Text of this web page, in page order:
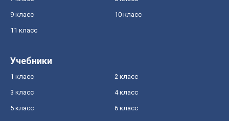
9 класс 10 класс
11 класс
Учебники
1 класс 2 класс
3 класс 4 класс
5 класс 6 класс